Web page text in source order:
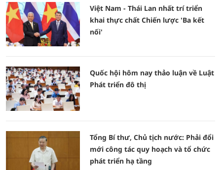
Việt Nam - Thái Lan nhất trí triển
khai thực chất Chiến lược 'Ba kết
nối'
Quốc hội hôm nay thảo luận về Luật
Phát triển đô thị
Tổng Bí thư, Chủ tịch nước: Phải đổi
mới công tác quy hoạch và tổ chức
phát triển hạ tầng